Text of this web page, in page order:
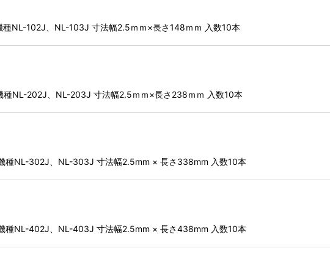
NL-102J、NL-103J 寸法幅2.5ｍｍ×長さ148ｍｍ 入数10本
NL-202J、NL-203J 寸法幅2.5ｍｍ×長さ238ｍｍ 入数10本
NL-302J、NL-303J 寸法幅2.5mm × 長さ338mm 入数10本
NL-402J、NL-403J 寸法幅2.5mm × 長さ438mm 入数10本